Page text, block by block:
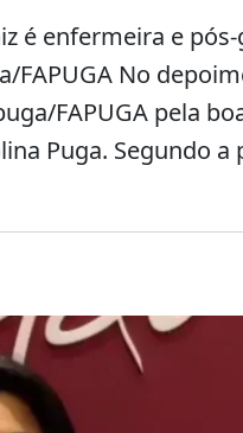
é enfermeira e
FAPUGA No
FAPUGA pela
Puga. Segundo